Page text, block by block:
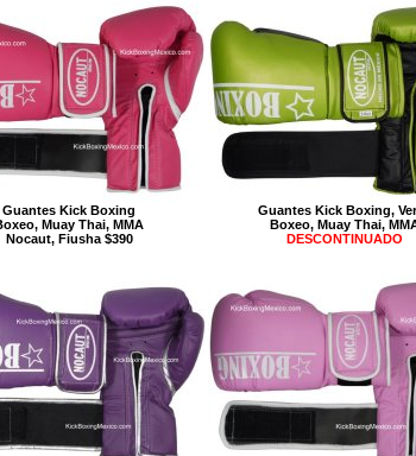
Guantes Kick Boxing
Muay Thai, MMA
Nocaut, Fiusha $390
Guantes Kick Boxing,
Boxeo, Muay Thai,
DESCONTINUADO